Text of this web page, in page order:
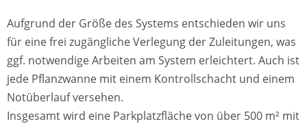
Aufgrund der Größe des Systems entschieden wir uns
für eine frei zugängliche Verlegung der Zuleitungen, was
ggf. notwendige Arbeiten am System erleichtert. Auch ist
jede Pflanzwanne mit einem Kontrollschacht und einem
Notüberlauf versehen.
Insgesamt wird eine Parkplatzfläche von über 500 m² mit